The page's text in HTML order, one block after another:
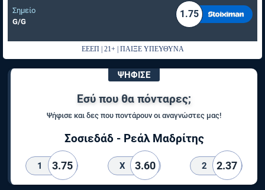
Σημείο
G/G
1.75
ΕΕΕΠ | 21+ | ΠΑΙΞΕ ΥΠΕΥΘΥΝΑ
ΨΗΦΙΣΕ
Εσύ που θα πόνταρες;
Ψήφισε και δες που ποντάρουν οι αναγνώστες μας!
Σοσιεδάδ - Ρεάλ Μαδρίτης
1 3.75 X 3.60 2 2.37